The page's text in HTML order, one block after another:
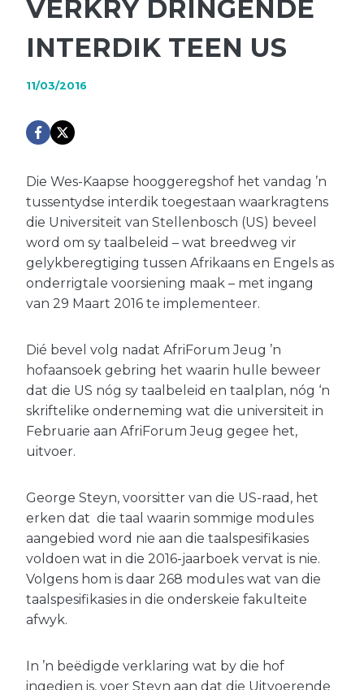
VERKRY DRINGENDE
INTERDIK TEEN US
11/03/2016
Die Wes-Kaapse hooggeregshof het vandag ’n
tussentydse interdik toegestaan waarkragtens
die Universiteit van Stellenbosch (US) beveel
word om sy taalbeleid – wat breedweg vir
gelykberegtiging tussen Afrikaans en Engels as
onderrigtale voorsiening maak – met ingang
van 29 Maart 2016 te implementeer.
Dié bevel volg nadat AfriForum Jeug ’n
hofaansoek gebring het waarin hulle beweer
dat die US nóg sy taalbeleid en taalplan, nóg ‘n
skriftelike onderneming wat die universiteit in
Februarie aan AfriForum Jeug gegee het,
uitvoer.
George Steyn, voorsitter van die US-raad, het
erken dat die taal waarin sommige modules
aangebied word nie aan die taalspesifikasies
voldoen wat in die 2016-jaarboek vervat is nie.
Volgens hom is daar 268 modules wat van die
taalspesifikasies in die onderskeie fakulteite
afwyk.
In ’n beëdigde verklaring wat by die hof
ingedien is, voer Steyn aan dat die Uitvoerende